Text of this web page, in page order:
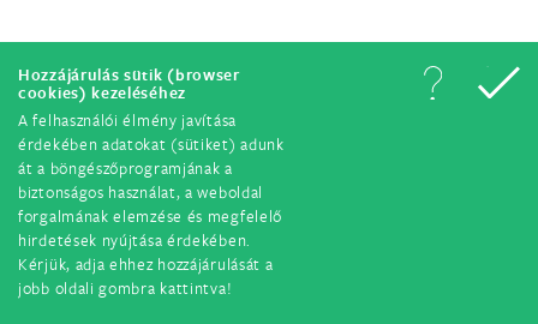
Hozzájárulás sütik (browser
cookies) kezeléséhez
A felhasználói élmény javítása
érdekében adatokat (sütiket) adunk
át a böngészőprogramjának a
biztonságos használat, a weboldal
forgalmának elemzése és megfelelő
hirdetések nyújtása érdekében.
Kérjük, adja ehhez hozzájárulását a
jobb oldali gombra kattintva!